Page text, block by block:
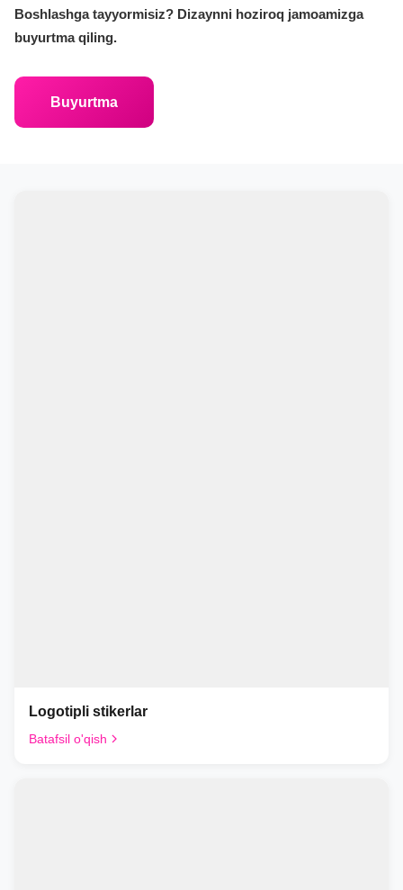
Boshlashga tayyormisiz? Dizaynni hoziroq jamoamizga
buyurtma qiling.
Buyurtma
Logotipli stikerlar
Batafsil o'qish